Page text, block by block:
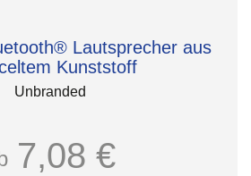
Lautsprecher aus
Kunststoff
Unbranded
7,08 €